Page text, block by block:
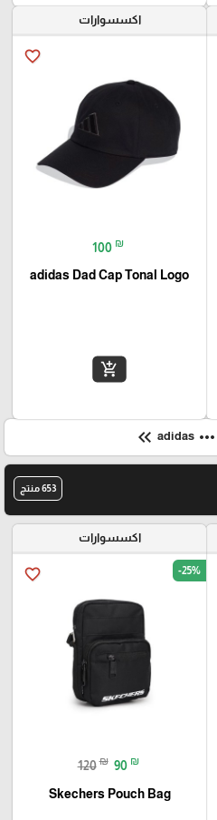
اكسسوارات
favorite_border
100 ₪
adidas Dad Cap Tonal Logo
add_shopping_cart
more_horiz
keyboard_double_arrow_left
653 منتج
اكسسوارات
favorite_border -25%
120 ₪ 90 ₪
Skechers Pouch Bag